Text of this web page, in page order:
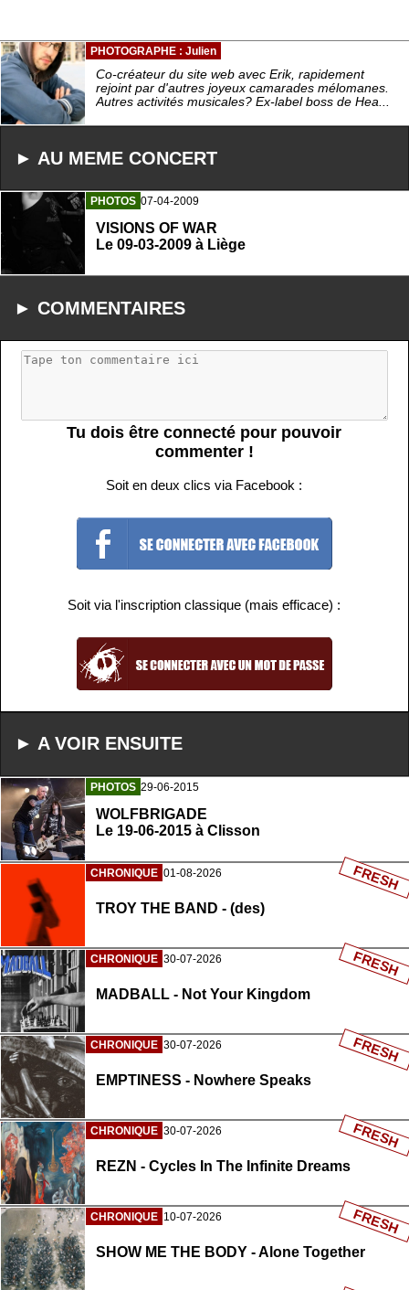
PHOTOGRAPHE : Julien
Co-créateur du site web avec Erik, rapidement
rejoint par d'autres joyeux camarades mélomanes.
Autres activités musicales? Ex-label boss de Hea...
► AU MEME CONCERT
PHOTOS 07-04-2009
VISIONS OF WAR
Le 09-03-2009 à Liège
► COMMENTAIRES
Tu dois être connecté pour pouvoir
commenter !
Soit en deux clics via Facebook :
Soit via l'inscription classique (mais efficace) :
► A VOIR ENSUITE
PHOTOS 29-06-2015
WOLFBRIGADE
Le 19-06-2015 à Clisson
CHRONIQUE 01-08-2026
TROY THE BAND - (des)
FRESH
CHRONIQUE 30-07-2026
MADBALL - Not Your Kingdom
FRESH
CHRONIQUE 30-07-2026
EMPTINESS - Nowhere Speaks
FRESH
CHRONIQUE 30-07-2026
REZN - Cycles In The Infinite Dreams
FRESH
CHRONIQUE 10-07-2026
SHOW ME THE BODY - Alone Together
FRESH